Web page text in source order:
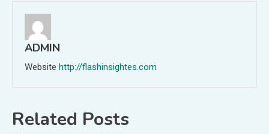
ADMIN
Website http://flashinsightes.com
Related Posts